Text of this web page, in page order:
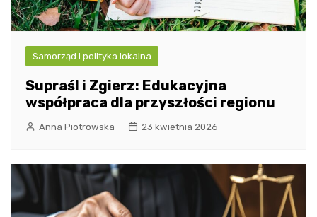
Samorząd i polityka lokalna
Supraśl i Zgierz: Edukacyjna
współpraca dla przyszłości regionu
Anna Piotrowska 23 kwietnia 2026